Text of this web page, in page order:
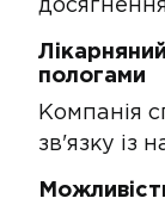
пологами​
Компанія
зв'язку із